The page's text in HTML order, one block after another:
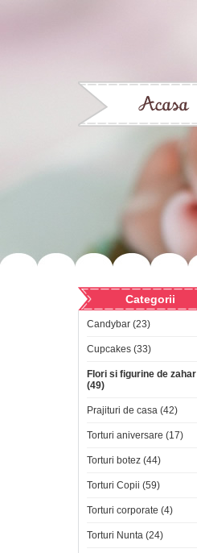
Categorii
Candybar (23)
Cupcakes (33)
Flori si figurine de zahar
(49)
Prajituri de casa (42)
Torturi aniversare (17)
Torturi botez (44)
Torturi Copii (59)
Torturi corporate (4)
Torturi Nunta (24)